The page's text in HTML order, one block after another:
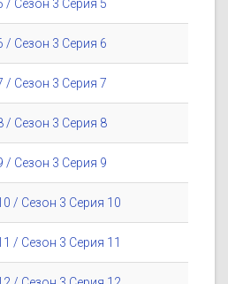
/ Сезон 3 Серия 5
/ Сезон 3 Серия 6
/ Сезон 3 Серия 7
/ Сезон 3 Серия 8
/ Сезон 3 Серия 9
/ Сезон 3 Серия 10
/ Сезон 3 Серия 11